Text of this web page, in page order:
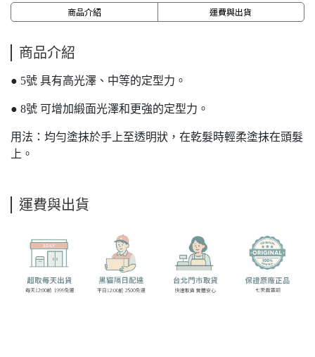
商品介紹 運費與出貨
商品介紹
● 5號 具有高光澤、中等的定型力。
● 8號 可增加緞面光澤和更強的定型力。
用法：均勻塗抹於手上至透明狀，在乾髮時輕柔塗抹在頭髮
上。
運費與出貨